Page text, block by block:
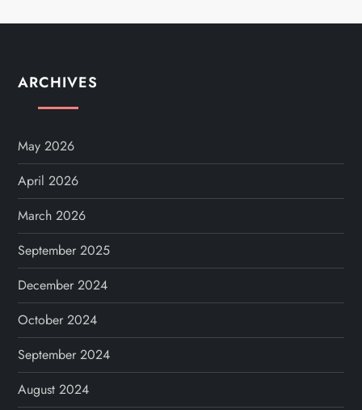
ARCHIVES
May 2026
April 2026
March 2026
September 2025
December 2024
October 2024
September 2024
August 2024